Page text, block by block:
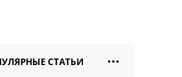
СТАТЬИ